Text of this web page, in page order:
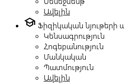
Ավելին
school Ֆիզիկական նյութերի
Կենսագրություն
Հոգեբանություն
Մանկական
Պատմություն
Ավելին